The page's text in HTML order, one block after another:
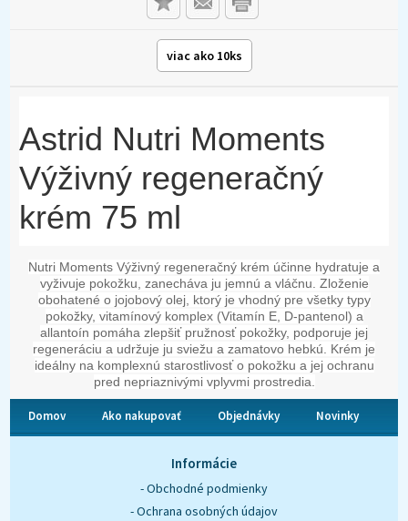
viac ako 10ks
Astrid Nutri Moments
Výživný regeneračný
krém 75 ml
Nutri Moments Výživný regeneračný krém účinne hydratuje a
vyživuje pokožku, zanecháva ju jemnú a vláčnu. Zloženie
obohatené o jojobový olej, ktorý je vhodný pre všetky typy
pokožky, vitamínový komplex (Vitamín E, D-pantenol) a
allantoín pomáha zlepšiť pružnosť pokožky, podporuje jej
regeneráciu a udržuje ju sviežu a zamatovo hebkú. Krém je
ideálny na komplexnú starostlivosť o pokožku a jej ochranu
pred nepriaznivými vplyvmi prostredia.
Domov Ako nakupovať Objednávky Novinky
Informácie
- Obchodné podmienky
- Ochrana osobných údajov